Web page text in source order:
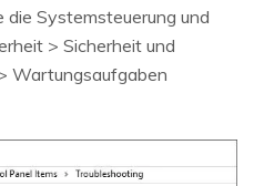
Systemsteuerung und
> Sicherheit und
Wartungsaufgaben